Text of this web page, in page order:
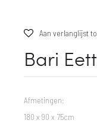
Aan verlanglijst
Bari
Afmetingen:
180 x 90 x 75cm